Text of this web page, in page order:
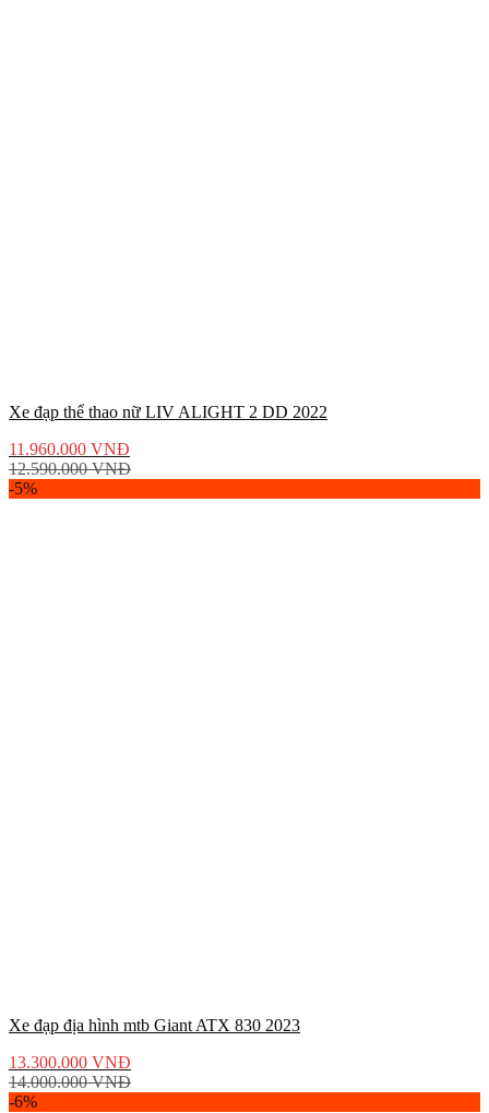
Xe đạp thể thao nữ LIV ALIGHT 2 DD 2022
11.960.000 VNĐ
12.590.000VNĐ
-5%
Xe đạp địa hình mtb Giant ATX 830 2023
13.300.000 VNĐ
14.000.000VNĐ
-6%